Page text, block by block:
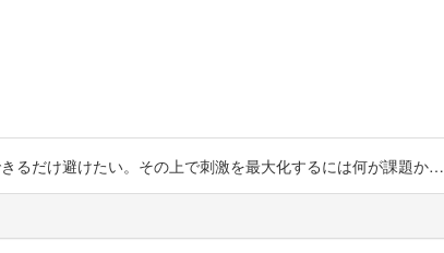
るだけ避けたい。その上で刺激を最大化するには何が課題か…